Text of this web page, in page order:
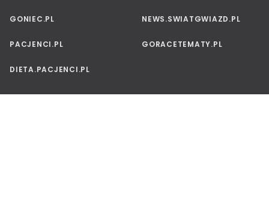
GONIEC.PL NEWS.SWIATGWIAZD.PL
PACJENCI.PL GORACETEMATY.PL
DIETA.PACJENCI.PL